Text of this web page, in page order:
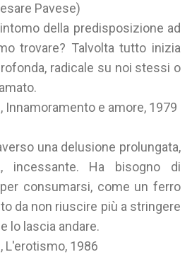
Pavese)
della predisposizione ad
trovare? Talvolta tutto inizia
radicale su noi stessi o
, Innamoramento e amore, 1979
una delusione prolungata,
incessante. Ha bisogno di
consumarsi, come un ferro
da non riuscire più a stringere
lo lascia andare.
, L'erotismo, 1986